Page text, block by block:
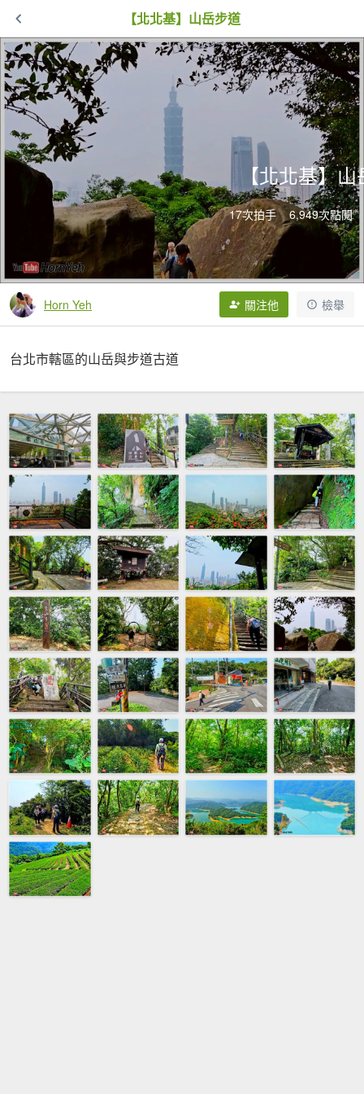
【北北基】山岳步道
【北北基】
17次拍手 6,949次點閱
Horn Yeh 關注他 檢舉
台北市轄區的山岳與步道古道